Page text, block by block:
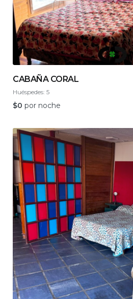
CABAÑA CORAL
Huéspedes: 5
$0 por noche